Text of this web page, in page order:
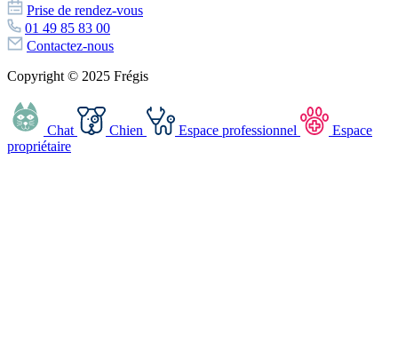
Prise de rendez-vous
01 49 85 83 00
Contactez-nous
Copyright © 2025 Frégis
Chat Chien Espace professionnel
Espace
propriétaire